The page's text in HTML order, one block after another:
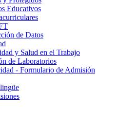
Educativos
de Datos
y Salud en el Trabajo
de Laboratorios
- Formulario de Admisión